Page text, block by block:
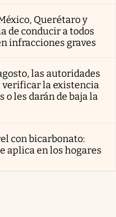
Querétaro y
de conducir a todos
infracciones graves
las autoridades
verificar la existencia
les darán de baja la
con bicarbonato:
aplica en los hogares